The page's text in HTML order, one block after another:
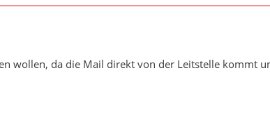
wollen, da die Mail direkt von der Leitstelle kommt